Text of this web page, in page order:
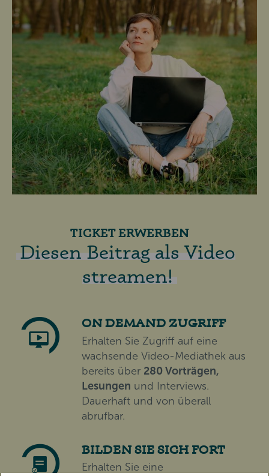
TICKET ERWERBEN
Diesen Beitrag als Video
streamen!
ON DEMAND ZUGRIFF
Erhalten Sie Zugriff auf eine
wachsende Video-Mediathek aus
bereits über 280 Vorträgen,
Lesungen und Interviews.
Dauerhaft und von überall
abrufbar.
BILDEN SIE SICH FORT
Erhalten Sie eine